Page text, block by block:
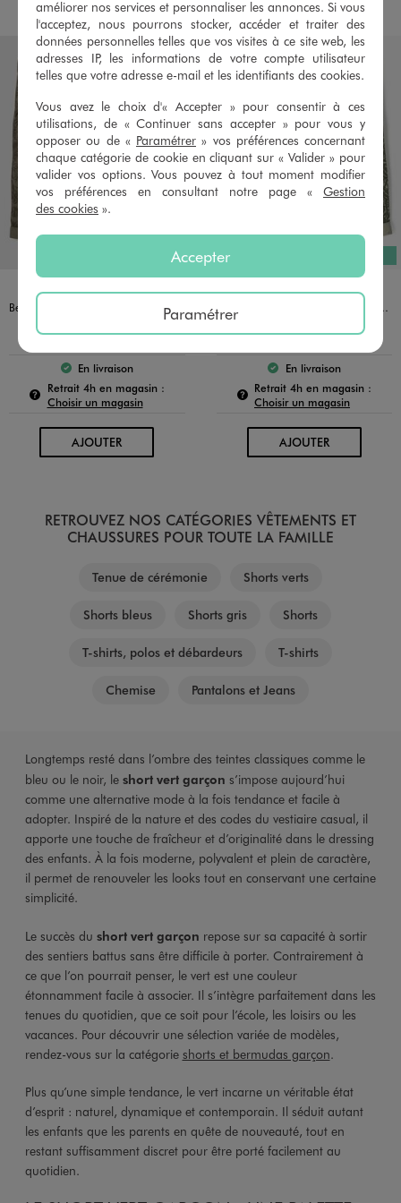
Bermuda coupe chino regular en coton imprimé garçon
-50% sur le 2ème produit d'été
Le produit est disponible :
En livraison
Retrait 4h en magasin :Pour connaître la disponibilité de ce produit :
Choisir un magasin
AJOUTERAU PANIER
Bermuda coupe chino regular en coton imprimé garçon
-50% sur le 2ème produit d'été
Le produit est
En livraison
Retrait 4h en magasin :
Choisir un magasin
AJOUTERAU PANIER
RETROUVEZ NOS CATÉGORIES VÊTEMENTS ET
CHAUSSURES POUR TOUTE LA FAMILLE
Tenue de cérémonie Shorts verts
Shorts bleus Shorts gris Shorts
T-shirts, polos et débardeurs T-shirts
Chemise Pantalons et Jeans
Longtemps resté dans l’ombre des teintes classiques comme le
bleu ou le noir, le short vert garçon s’impose aujourd’hui
comme une alternative mode à la fois tendance et facile à
adopter. Inspiré de la nature et des codes du vestiaire casual, il
apporte une touche de fraîcheur et d’originalité dans le dressing
des enfants. À la fois moderne, polyvalent et plein de caractère,
il permet de renouveler les looks tout en conservant une certaine
simplicité.
Le succès du short vert garçon repose sur sa capacité à sortir
des sentiers battus sans être difficile à porter. Contrairement à
ce que l’on pourrait penser, le vert est une couleur
étonnamment facile à associer. Il s’intègre parfaitement dans les
tenues du quotidien, que ce soit pour l’école, les loisirs ou les
vacances. Pour découvrir une sélection variée de modèles,
rendez-vous sur la catégorie shorts et bermudas garçon.
Plus qu’une simple tendance, le vert incarne un véritable état
d’esprit : naturel, dynamique et contemporain. Il séduit autant
les enfants que les parents en quête de nouveauté, tout en
restant suffisamment discret pour être porté facilement au
quotidien.
améliorer nos services et personnaliser les annonces. Si vous
l'acceptez, nous pourrons stocker, accéder et traiter des
données personnelles telles que vos visites à ce site web, les
adresses IP, les informations de votre compte utilisateur
telles que votre adresse e-mail et les identifiants des cookies.
Vous avez le choix d'« Accepter » pour consentir à ces
utilisations, de « Continuer sans accepter » pour vous y
opposer ou de « Paramétrer » vos préférences concernant
chaque catégorie de cookie en cliquant sur « Valider » pour
valider vos options. Vous pouvez à tout moment modifier
vos préférences en consultant notre page « Gestion
des cookies ».
Accepter
Paramétrer